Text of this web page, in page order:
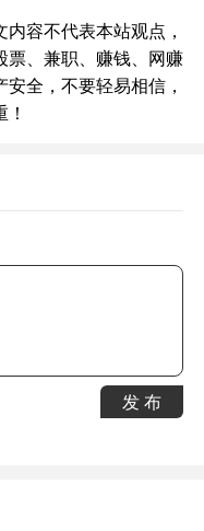
容不代表本站观点，
票、兼职、赚钱、网赚
全，不要轻易相信，
发 布